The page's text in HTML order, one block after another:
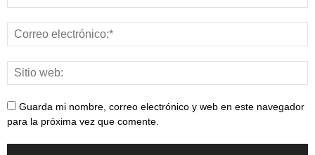
Guarda mi nombre, correo electrónico y web en este navegador
para la próxima vez que comente.